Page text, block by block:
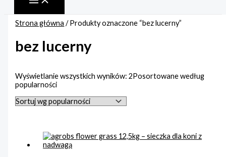
Strona główna / Produkty oznaczone “bez lucerny”
bez lucerny
Wyświetlanie wszystkich wyników: 2Posortowane według
popularności